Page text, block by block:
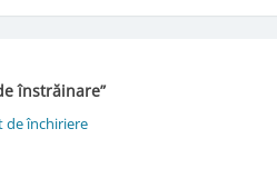
înstrăinare”
de închiriere